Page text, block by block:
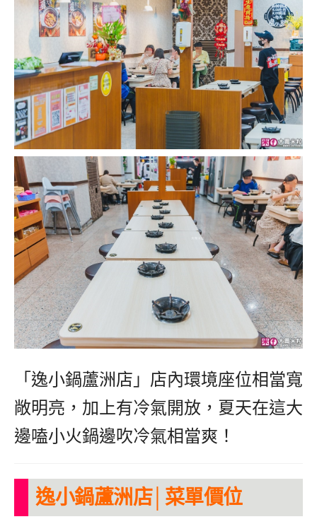
「逸小鍋蘆洲店」店內環境座位相當寬
敞明亮，加上有冷氣開放，夏天在這大
邊嗑小火鍋邊吹冷氣相當爽！
逸小鍋蘆洲店│菜單價位